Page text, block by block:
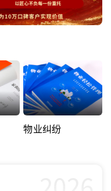
物业纠纷